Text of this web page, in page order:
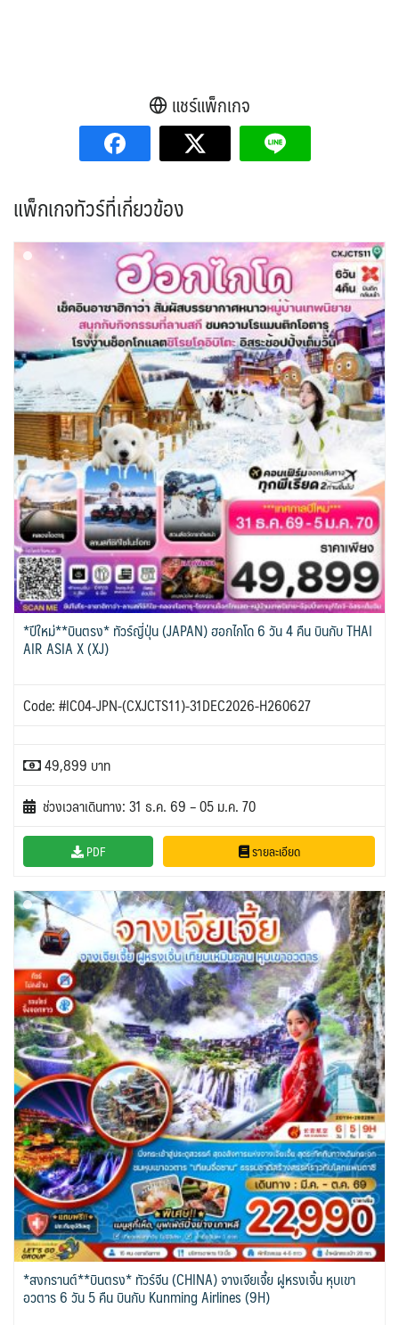
แชร์แพ็กเกจ
แพ็กเกจทัวร์ที่เกี่ยวข้อง
*ปีใหม่**บินตรง* ทัวร์ญี่ปุ่น (JAPAN) ฮอกไกโด 6 วัน 4 คืน บินกับ THAI
AIR ASIA X (XJ)
Code: #IC04-JPN-(CXJCTS11)-31DEC2026-H260627
49,899 บาท
ช่วงเวลาเดินทาง: 31 ธ.ค. 69 – 05 ม.ค. 70
PDF รายละเอียด
*สงกรานต์**บินตรง* ทัวร์จีน (CHINA) จางเจียเจี้ย ฝูหรงเจิ้น หุบเขา
อวตาร 6 วัน 5 คืน บินกับ Kunming Airlines (9H)